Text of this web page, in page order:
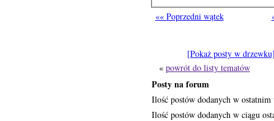
«« Poprzedni wątek
[Pokaż posty w
« powrót do listy tematów
Posty na forum
Ilość postów dodanych w ostatnim
Ilość postów dodanych w ciągu